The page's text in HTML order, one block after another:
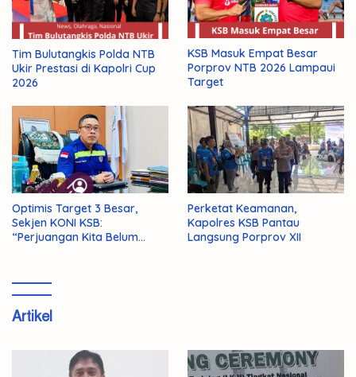
Tim Bulutangkis Polda NTB
Ukir Prestasi di Kapolri Cup
2026
KSB Masuk Empat Besar
Porprov NTB 2026 Lampaui
Target
Optimis Target 3 Besar,
Sekjen KONI KSB:
“Perjuangan Kita Belum
Perketat Keamanan,
Kapolres KSB Pantau
Langsung Porprov XII
Artikel